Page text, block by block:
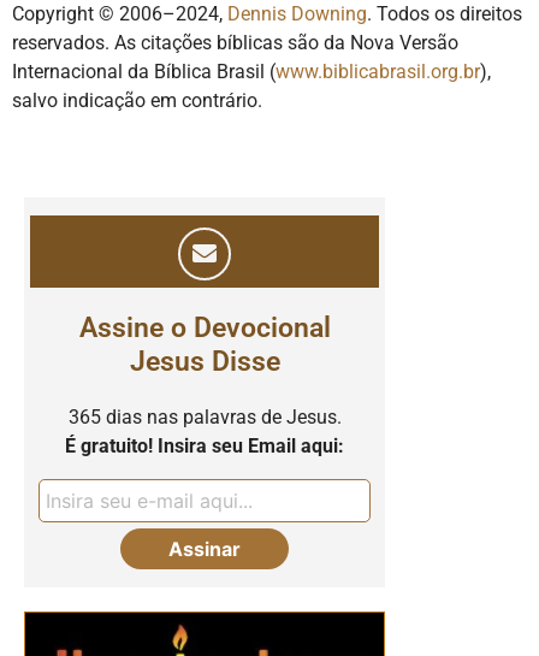
Copyright © 2006–2024, Dennis Downing. Todos os direitos
reservados. As citações bíblicas são da Nova Versão
Internacional da Bíblica Brasil (www.biblicabrasil.org.br),
salvo indicação em contrário.
Assine o Devocional
Jesus Disse
365 dias nas palavras de Jesus.
É gratuito! Insira seu Email aqui: